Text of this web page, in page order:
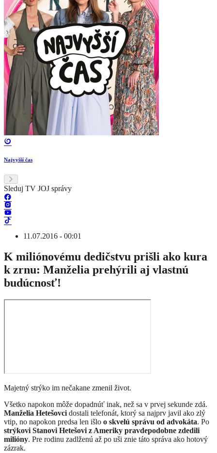
Najvyšší čas
Sleduj TV JOJ správy
11.07.2016 - 00:01
K miliónovému dedičstvu prišli ako kura
k zrnu: Manželia prehýrili aj vlastnú
budúcnosť!
Majetný strýko im nečakane zmenil život.
Všetko napokon môže dopadnúť inak, než sa v prvej sekunde zdá.
Manželia Hetešovci dostali telefonát, ktorý sa najprv javil ako zlý
vtip, no napokon predsa len išlo o skvelú správu od advokáta. Po
strýkovi Stanovi Hetešovi z Ameriky pravdepodobne zdedili
milióny. Pre rodinu zadlženú až po uši znie táto správa ako hotový
zázrak.